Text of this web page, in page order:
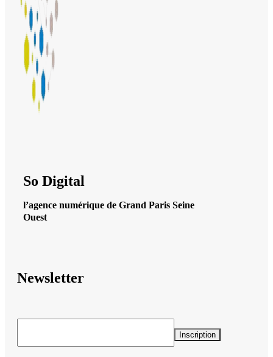
So Digital
l’agence numérique de Grand Paris Seine
Ouest
Newsletter